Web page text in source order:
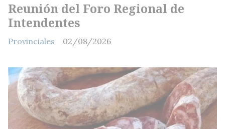
Reunión del Foro Regional de
Intendentes
Provinciales 02/08/2026